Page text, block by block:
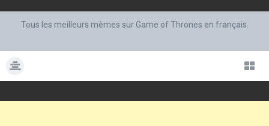
n
n
Tous les meilleurs mèmes sur Game of Thrones en français.